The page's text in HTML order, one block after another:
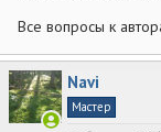
Все вопросы к
Navi
Мастер